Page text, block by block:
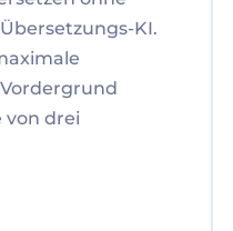
KI.
von drei